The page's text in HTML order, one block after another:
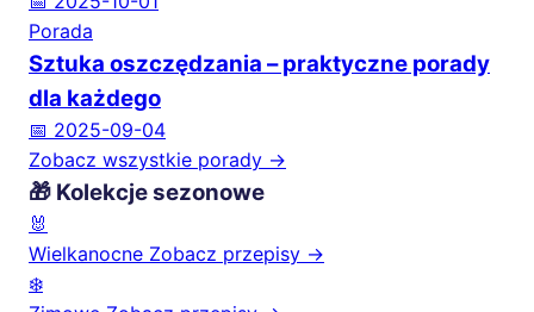
Porada
Sztuka oszczędzania – praktyczne porady
dla każdego
📅 2025-09-04
Zobacz wszystkie porady →
🎁 Kolekcje sezonowe
🐰
Wielkanocne Zobacz przepisy →
❄️